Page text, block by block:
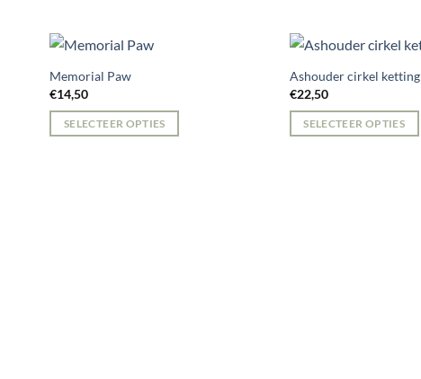
Memorial Paw
€14,50
SELECTEER OPTIES
Ashouder cirkel ketting
€22,50
SELECTEER OPTIES